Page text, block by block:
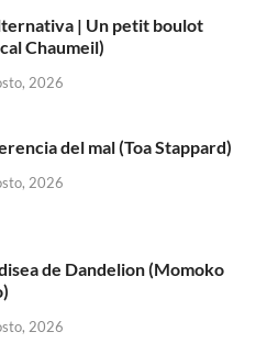
| Un petit boulot
Chaumeil)
2026
del mal (Toa Stappard)
2026
de Dandelion (Momoko
2026